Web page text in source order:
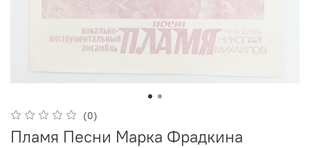
(0)
Пламя Песни Марка Фрадкина